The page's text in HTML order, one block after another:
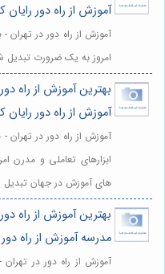
آموزش از راه دور رایان
آموزش از راه دور در تهران
امروز به یک ضرورت
بهترین آموزش از راه
آموزش از راه دور رایان
آموزش از راه دور در تهران -
ابزارهای تعاملی و مدرن
های آموزش در جهان
بهترین آموزش از راه
مدرسه آموزش از راه دور
آموزش از راه دور در تهران